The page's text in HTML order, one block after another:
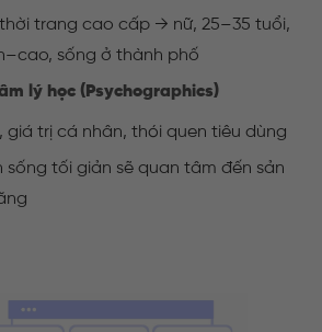
trang cao cấp → nữ, 25–35 tuổi,
sống ở thành phố
lý học (Psychographics)
giá trị cá nhân, thói quen tiêu dùng
sống tối giản sẽ quan tâm đến sản